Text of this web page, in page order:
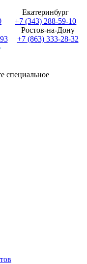
Екатеринбург
+7 (343) 288-59-10
Ростов-на-Дону
+7 (863) 333-28-32
специальное